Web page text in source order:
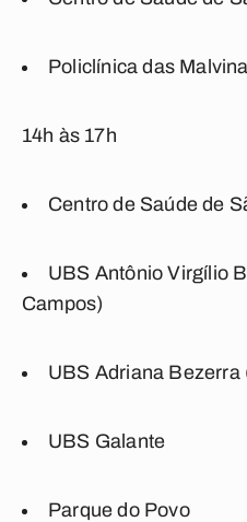
Policlínica das
14h às 17h
Centro de Saúde de
UBS Antônio Virgílio
Campos)
UBS Adriana Bezerra
UBS Galante
Parque do Povo